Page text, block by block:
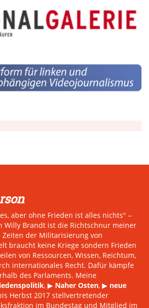
aber ohne Frieden ist alles nichts" –
Willy Brandt ist die Richtschnur meiner
der Militarisierung von
braucht keine Kriege sondern Frieden
von Ressourcen, Wissen, Reichtum,
internationales Recht. Dafür kämpfe
des Parlaments. Meine
, ▶ Naher Osten, ▶ neue
Herbst 2017 stellvertretender
im Bundestag und Mitglied im